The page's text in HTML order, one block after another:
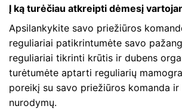
Į ką turėčiau atkreipti dėmesį
Apsilankykite savo priežiūros
reguliariai patikrintumėte savo
reguliariai tikrinti krūtis ir dubens
turėtumėte aptarti reguliarių
poreikį su savo priežiūros komanda
nurodymų.